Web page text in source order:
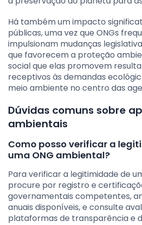
Há também um impacto
públicas, uma vez que ONGs
impulsionam mudanças
que favorecem a proteção
social que elas promovem
receptivos às demandas
meio ambiente no centro das
Dúvidas comuns sobre
ambientais
Como posso verificar a
uma ONG ambiental?
Para verificar a legitimidade de
procure por registro e
governamentais competentes,
anuais disponíveis, e consulte
plataformas de transparência e